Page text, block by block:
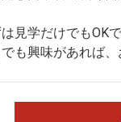
見学だけでもOKで
も興味があれば、